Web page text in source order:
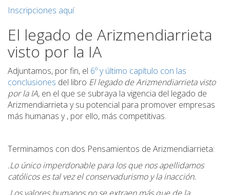
Inscripciones aquí
El legado de Arizmendiarrieta
visto por la IA
Adjuntamos, por fin, el 6º y último capítulo con las
conclusiones del libro El legado de Arizmendiarrieta visto
por la IA, en el que se subraya la vigencia del legado de
Arizmendiarrieta y su potencial para promover empresas
más humanas y , por ello, más competitivas.
Terminamos con dos Pensamientos de Arizmendiarrieta:
.Lo único imperdonable para los que nos apellidamos
católicos es tal vez el conservadurismo y la inacción.